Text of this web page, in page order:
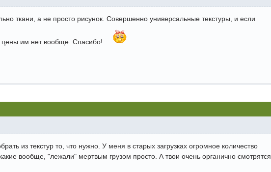
ткани, а не просто рисунок. Совершенно универсальные текстуры, и если
им нет вообще. Спасибо!
из текстур то, что нужно. У меня в старых загрузках огромное количество
вообще, "лежали" мертвым грузом просто. А твои очень органично смотрятся